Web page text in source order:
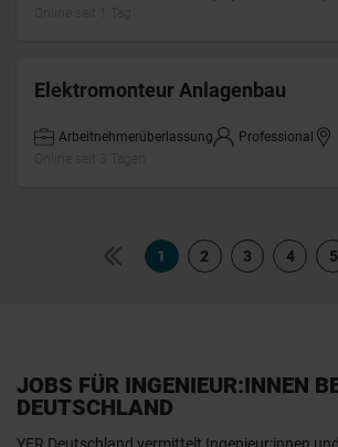
Elektromonteur Anlagenbau
Arbeitnehmerüberlassung Professional
1 2 3 4 5
JOBS FÜR INGENIEUR:INNEN
DEUTSCHLAND